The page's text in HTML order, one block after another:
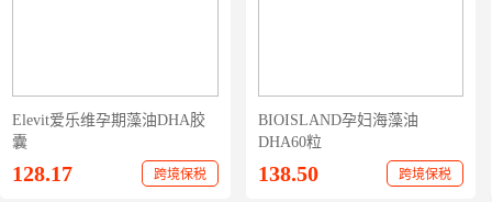
Elevit爱乐维孕期藻油DHA胶
囊
128.17 跨境保税
BIOISLAND孕妇海藻油
DHA60粒
138.50 跨境保税